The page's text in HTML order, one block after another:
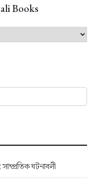
Books
ঘটনাবলী